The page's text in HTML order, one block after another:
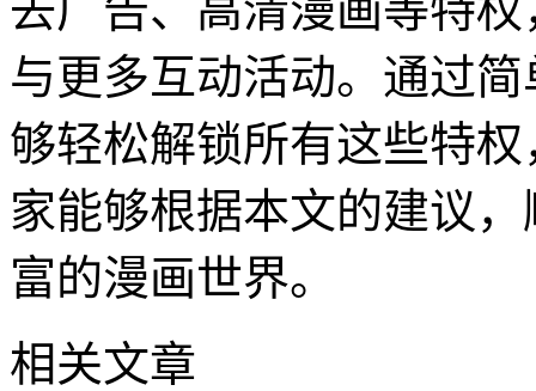
与更多互动活动。通过
够轻松解锁所有这些特
家能够根据本文的建议
富的漫画世界。
相关文章